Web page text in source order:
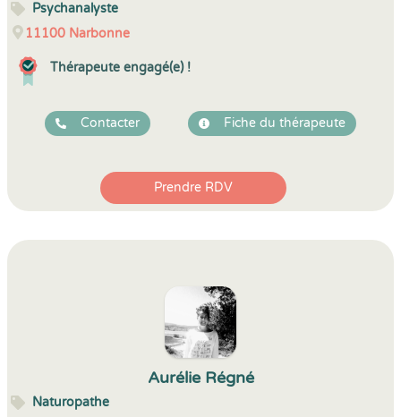
Psychanalyste
11100 Narbonne
Thérapeute engagé(e) !
Contacter Fiche du thérapeute
Prendre RDV
Aurélie Régné
Naturopathe